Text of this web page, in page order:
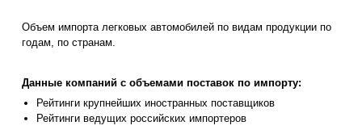
Объем импорта легковых автомобилей по видам продукции по
годам, по странам.
Данные компаний с объемами поставок по импорту:
Рейтинги крупнейших иностранных поставщиков
Рейтинги ведущих российских импортеров